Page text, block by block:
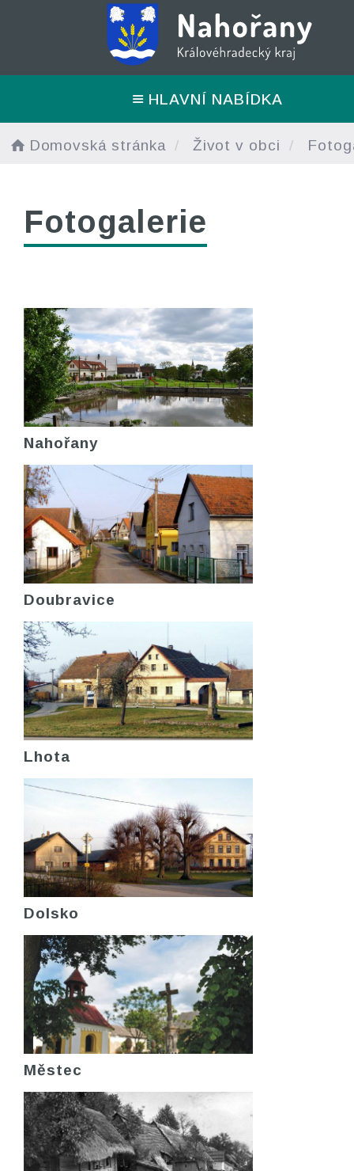
HLAVNÍ NABÍDKA
Domovská stránka Život v obci
Fotogalerie
Nahořany
Doubravice
Lhota
Dolsko
Městec